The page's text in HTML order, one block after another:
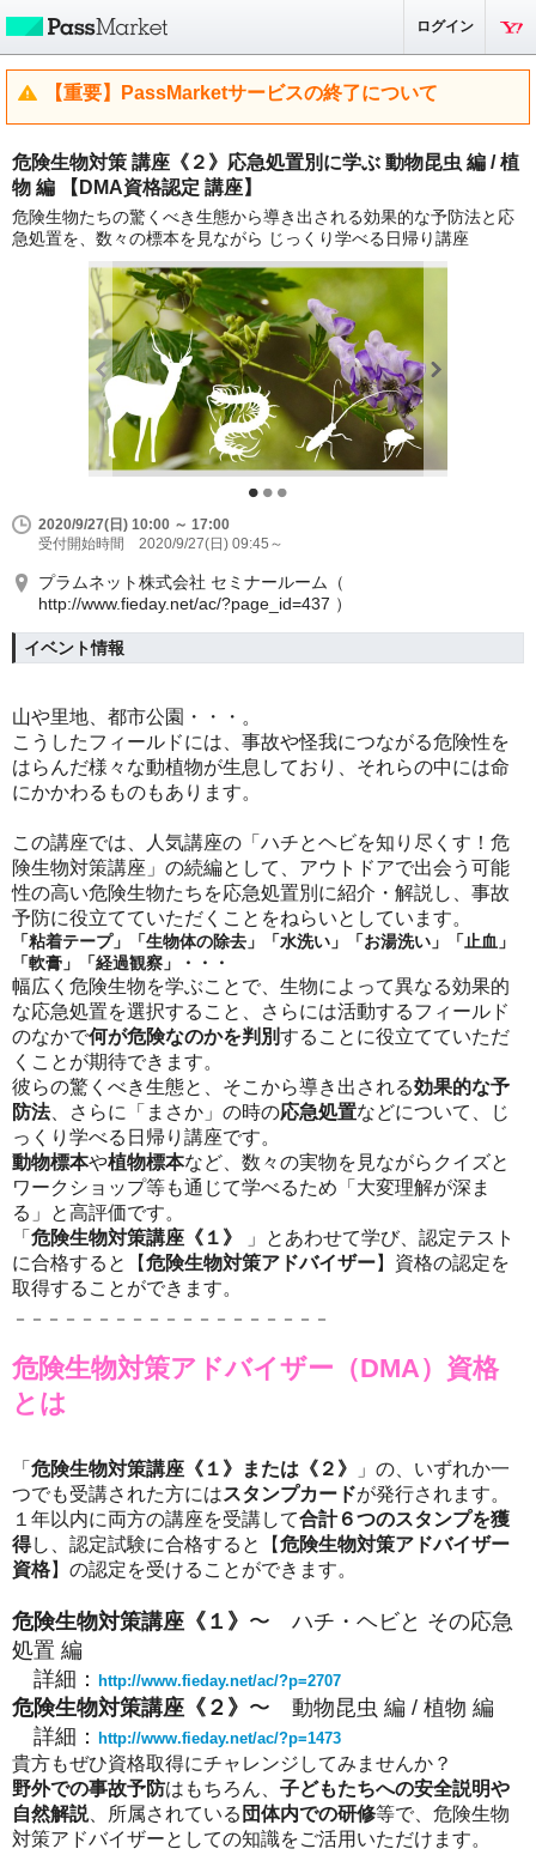
ログイン
【重要】PassMarketサービスの終了について
危険生物対策 講座《２》応急処置別に学ぶ 動物昆虫 編 / 植
物 編 【DMA資格認定 講座】
危険生物たちの驚くべき生態から導き出される効果的な予防法と応
急処置を、数々の標本を見ながら じっくり学べる日帰り講座
2020/9/27(日) 10:00 ～ 17:00
受付開始時間 2020/9/27(日) 09:45～
プラムネット株式会社 セミナールーム（
http://www.fieday.net/ac/?page_id=437 ）
イベント情報
山や里地、都市公園・・・。
こうしたフィールドには、事故や怪我につながる危険性を
はらんだ様々な動植物が生息しており、それらの中には命
にかかわるものもあります。
この講座では、人気講座の「ハチとヘビを知り尽くす！危
険生物対策講座」の続編として、アウトドアで出会う可能
性の高い危険生物たちを応急処置別に紹介・解説し、事故
予防に役立てていただくことをねらいとしています。
「粘着テープ」「生物体の除去」「水洗い」「お湯洗い」「止血」
「軟膏」「経過観察」・・・
幅広く危険生物を学ぶことで、生物によって異なる効果的
な応急処置を選択すること、さらには活動するフィールド
のなかで何が危険なのかを判別すること に役立てていただ
くことが期待できます。
彼らの驚くべき生態と、そこから導き出される効果的な予
防法、さらに「まさか」の時の応急処置などについて、じ
っくり学べる日帰り講座です。
動物標本や植物標本など、数々の実物を見ながらクイズと
ワークショップ等も通じて学べるため「大変理解が深ま
る」と高評価です。
「 危険生物対策講座《１》
」とあわせて学び、認定テスト
に合格すると【危険生物対策アドバイザー】資格の認定を
取得することができます。
－－－－－－－－－－－－－－－－－－－
危険生物対策アドバイザー（DMA）資格
とは
「 危険生物対策講座《１》または《２》
」の、いずれか一
つでも受講された方にはスタンプカードが発行されます。
１年以内に両方の講座を受講して合計６つのスタンプを獲
得し、認定試験に合格すると【危険生物対策アドバイザー
資格】の認定を受けることができます。
危険生物対策講座《１》 〜 ハチ・ヘビと その応急
処置 編
詳細：
http://www.fieday.net/ac/?p=2707
危険生物対策講座《２》 〜 動物昆虫 編 / 植物 編
詳細：
http://www.fieday.net/ac/?p=1473
貴方もぜひ資格取得にチャレンジしてみませんか？
野外での事故予防はもちろん、 子どもたちへの安全説明や
自然解説、所属されている 団体内での研修等で、危険生物
対策アドバイザーとしての知識をご活用いただけます。